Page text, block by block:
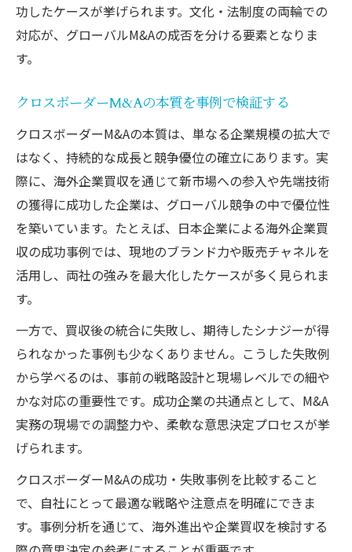
功したケースが挙げられます。文化・法制度の両輪での
対応が、グローバルM&Aの成否を分ける要素となりま
す。
クロスボーダーM&Aの本質を事例で検証する
クロスボーダーM&Aの本質は、単なる企業規模の拡大で
はなく、持続的な成長と競争優位の確立にあります。実
際に、海外企業買収を通じて新市場への参入や先端技術
の獲得に成功した企業は、グローバル競争の中で優位性
を築いています。たとえば、日本企業による海外企業買
収の成功事例では、現地のブランド力や販売チャネルを
活用し、両社の強みを最大化したケースが多く見られま
す。
一方で、買収後の統合に失敗し、期待したシナジーが得
られなかった事例も少なくありません。こうした失敗例
から学べるのは、事前の戦略設計と現場レベルでの細や
かな対応の重要性です。成功企業の共通点として、M&A
実務の現場での調整力や、柔軟な意思決定プロセスが挙
げられます。
クロスボーダーM&Aの成功・失敗事例を比較すること
で、自社にとって最適な戦略や注意点を明確にできま
す。事例分析を通じて、海外進出や企業買収を検討する